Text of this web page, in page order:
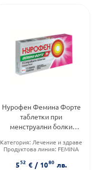
Нурофен Фемина Форте
таблетки при
менструални болки
Категория: Лечение и здраве
Продуктова линия: FEMINA
Форма на продукта: таблетки
552 € / 1080 лв.